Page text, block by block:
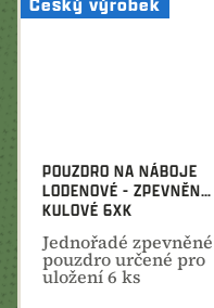
POUZDRO NA NÁBOJE
LODENOVÉ - ZPEVNĚNÉ,
KULOVÉ 6XK
Jednořadé zpevněné
pouzdro určené pro
uložení 6 ks